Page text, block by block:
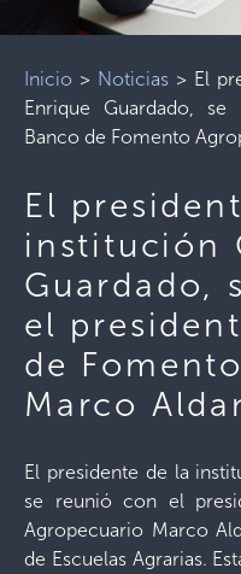
Inicio > Noticias > El
Enrique Guardado,
Banco de Fomento
El
institución
Guardado,
el
de
Marco
El presidente de la
se reunió con el
Agropecuario Marco
de Escuelas Agrarias.